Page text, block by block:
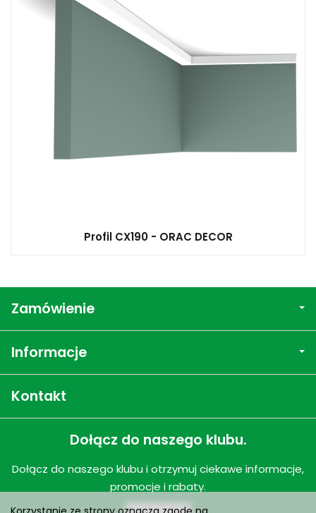
Profil CX190 - ORAC DECOR
Zamówienie
Informacje
Kontakt
Dołącz do naszego klubu.
Dołącz do naszego klubu i otrzymuj ciekawe informacje,
promocje i rabaty.